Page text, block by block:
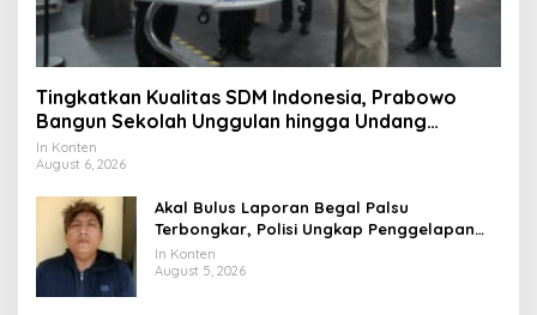
Tingkatkan Kualitas SDM Indonesia, Prabowo
Bangun Sekolah Unggulan hingga Undang
Universitas Terbaik Dunia
In Konten
August 6, 2026
Akal Bulus Laporan Begal Palsu
Terbongkar, Polisi Ungkap Penggelapan
Uang Perusahaan untuk Crypto
In Konten
August 5, 2026